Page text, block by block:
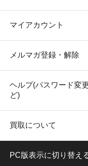
マイアカウント
メルマガ登録・解除
ヘルプ(パスワード変
ど)
買取について
PC版表示に切り替え